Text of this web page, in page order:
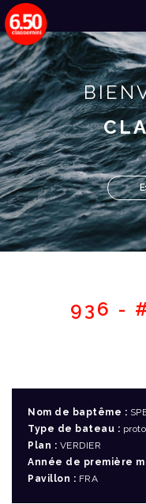
936 -
Nom de baptême :
Type de bateau : proto
Plan : VERDIER
Année de première
Pavillon : FRA